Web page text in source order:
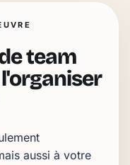
team
aussi à votre